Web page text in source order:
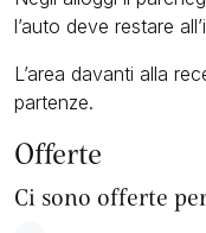
l’auto deve restare
L’area davanti alla
partenze.
Offerte
Ci sono offerte